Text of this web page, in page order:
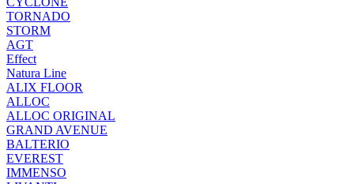
TORNADO
STORM
AGT
Effect
Natura Line
ALIX FLOOR
ALLOC
ALLOC ORIGINAL
GRAND AVENUE
BALTERIO
EVEREST
IMMENSO